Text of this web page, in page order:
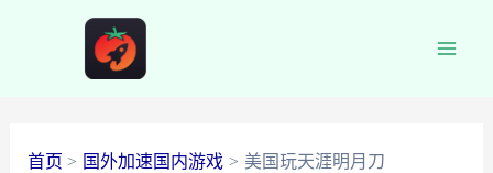
首页 国外加速国内游戏 美国玩天涯明月刀